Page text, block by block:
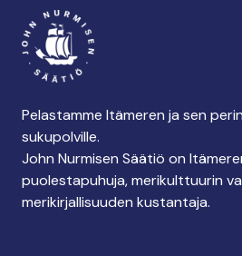
Pelastamme Itämeren ja sen
sukupolville.
John Nurmisen Säätiö on
puolestapuhuja, merikulttuurin
merikirjallisuuden kustantaja.